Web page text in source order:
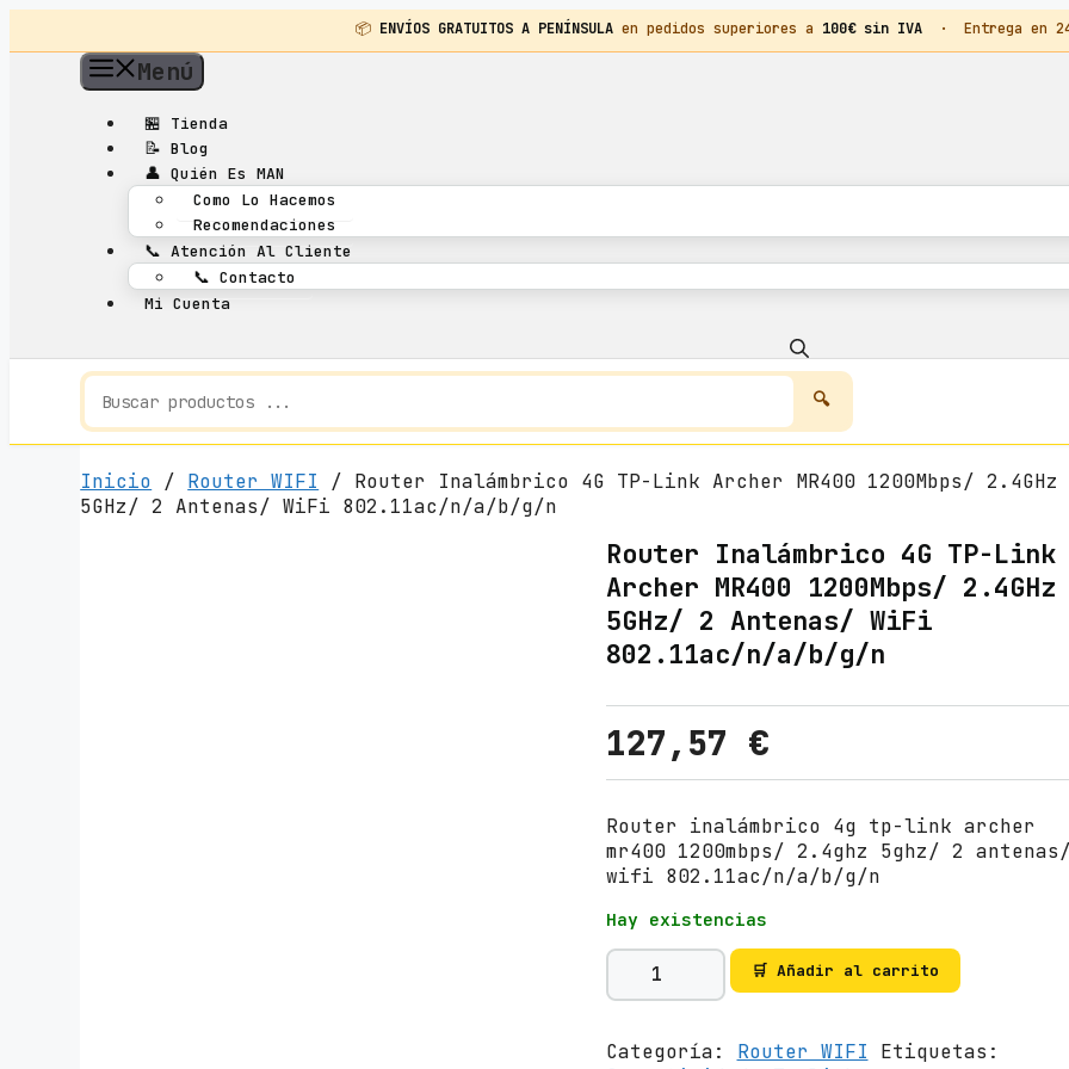
📦 ENVÍOS GRATUITOS A PENÍNSULA en pedidos superiores a 100€ sin IVA · Entrega en
Menú
🏪 Tienda
📝 Blog
👤 Quién Es MAN
Como Lo Hacemos
Recomendaciones
📞 Atención Al Cliente
📞 Contacto
Mi Cuenta
Inicio / Router WIFI
/ Router Inalámbrico 4G TP-Link Archer MR400 1200Mbps/ 2.4GHz
5GHz/ 2 Antenas/ WiFi 802.11ac/n/a/b/g/n
Router Inalámbrico 4G TP-Link
Archer MR400 1200Mbps/ 2.4GHz
5GHz/ 2 Antenas/ WiFi
802.11ac/n/a/b/g/n
127,57 €
Router inalámbrico 4g tp-link archer
mr400 1200mbps/ 2.4ghz 5ghz/ 2
wifi 802.11ac/n/a/b/g/n
Hay existencias
R
u
e
🛒 Añadir al carrito
Categoría: Router WIFI
Etiquetas: